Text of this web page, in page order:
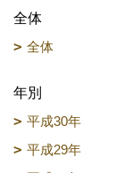
全体
全体
年別
平成30年
平成29年